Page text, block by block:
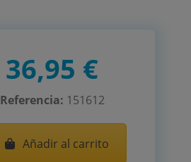
36,95 €
Referencia: 151612
Añadir al carrito